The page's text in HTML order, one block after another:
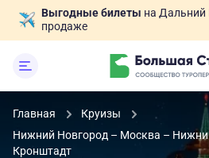
Выгодные билеты на Дальний
продаже
Главная
Круизы
Нижний Новгород – Москва –
Кронштадт